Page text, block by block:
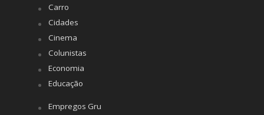
Carro
Cidades
Cinema
Colunistas
Economia
Educação
Empregos Gru